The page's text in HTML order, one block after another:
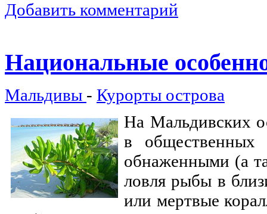
Добавить комментарий
Национальные
Мальдивы - Курорты острова
На Мальдивских
в общественных
обнаженными (а
ловля рыбы в
или мертвые